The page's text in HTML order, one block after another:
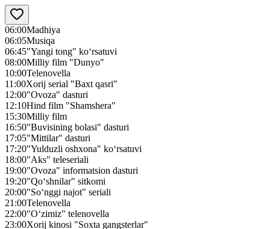
06:00Madhiya
06:05Musiqa
06:45"Yangi tong" ko‘rsatuvi
08:00Milliy film "Dunyo"
10:00Telenovella
11:00Xorij serial "Baxt qasri"
12:00"Ovoza" dasturi
12:10Hind film "Shamshera"
15:30Milliy film
16:50"Buvisining bolasi" dasturi
17:05"Mittilar" dasturi
17:20"Yulduzli oshxona" ko‘rsatuvi
18:00"Aks" teleseriali
19:00"Ovoza" informatsion dasturi
19:20"Qo‘shnilar" sitkomi
20:00"So‘nggi najot" seriali
21:00Telenovella
22:00"O‘zimiz" telenovella
23:00Xorij kinosi "Soxta gangsterlar"